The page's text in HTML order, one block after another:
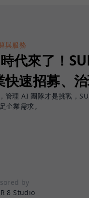
與服務
代來了！
速招募、
理 AI 團隊才是挑戰，
企業需求。
by
8 Studio